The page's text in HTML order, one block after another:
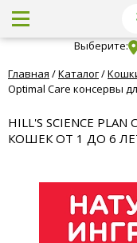
Выберите:
Главная /Каталог/
Optimal Care консервы
HILL'S SCIENCE
КОШЕК ОТ 1 ДО 6